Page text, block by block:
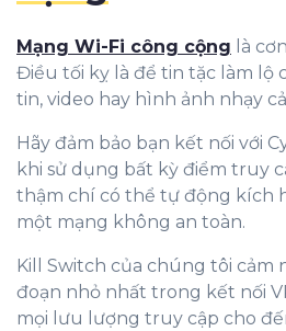
Mạng Wi-Fi công cộng là
Điều tối kỵ là để tin tặc làm lộ
tin, video hay hình ảnh nhạy
Hãy đảm bảo bạn kết nối với
khi sử dụng bất kỳ điểm truy
thậm chí có thể tự động kích
một mạng không an toàn.
Kill Switch của chúng tôi cảm
đoạn nhỏ nhất trong kết nối
mọi lưu lượng truy cập cho